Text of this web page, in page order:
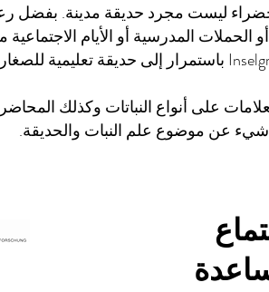
ليست مجرد حديقة مدينة. بفضل
الحملات المدرسية أو الأيام
على أنواع النباتات وكذلك
عن موضوع علم النبات والحديقة.